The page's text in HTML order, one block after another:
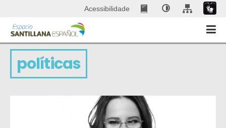
Acessibilidade
políticas